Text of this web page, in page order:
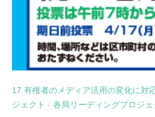
17 有権者のメディア活用の変化に対
ジェクト
/ 各局リーディングプロジェ